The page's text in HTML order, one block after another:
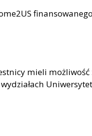
mieli możliwość